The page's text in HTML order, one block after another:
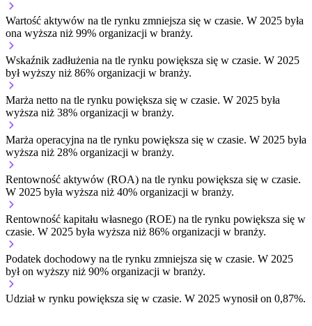
Wartość aktywów na tle rynku zmniejsza się w czasie. W 2025 była
ona wyższa niż 99% organizacji w branży.
Wskaźnik zadłużenia na tle rynku powiększa się w czasie. W 2025
był wyższy niż 86% organizacji w branży.
Marża netto na tle rynku powiększa się w czasie. W 2025 była
wyższa niż 38% organizacji w branży.
Marża operacyjna na tle rynku powiększa się w czasie. W 2025 była
wyższa niż 28% organizacji w branży.
Rentowność aktywów (ROA) na tle rynku powiększa się w czasie.
W 2025 była wyższa niż 40% organizacji w branży.
Rentowność kapitału własnego (ROE) na tle rynku powiększa się w
czasie. W 2025 była wyższa niż 86% organizacji w branży.
Podatek dochodowy na tle rynku zmniejsza się w czasie. W 2025
był on wyższy niż 90% organizacji w branży.
Udział w rynku powiększa się w czasie. W 2025 wynosił on 0,87%.